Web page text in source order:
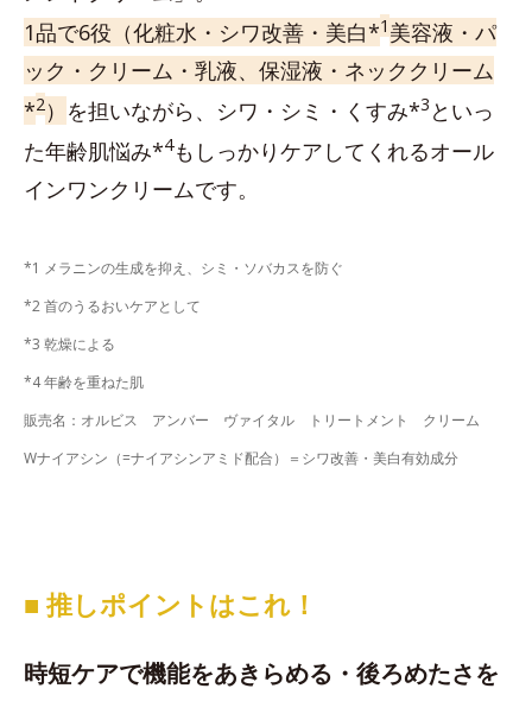
1品で6役（化粧水・シワ改善・美白*1 美容液・パ
ック・クリーム・乳液、保湿液・ネッククリーム
*2 ） を担いながら、シワ・シミ・くすみ*3 といっ
た年齢肌悩み*4もしっかりケアしてくれるオール
インワンクリームです。
*1 メラニンの生成を抑え、シミ・ソバカスを防ぐ
*2 首のうるおいケアとして
*3 乾燥による
*4 年齢を重ねた肌
販売名：オルビス アンバー ヴァイタル トリートメント クリーム
Wナイアシン（=ナイアシンアミド配合）＝シワ改善・美白有効成分
■ 推しポイントはこれ！
時短ケアで機能をあきらめる・後ろめたさを